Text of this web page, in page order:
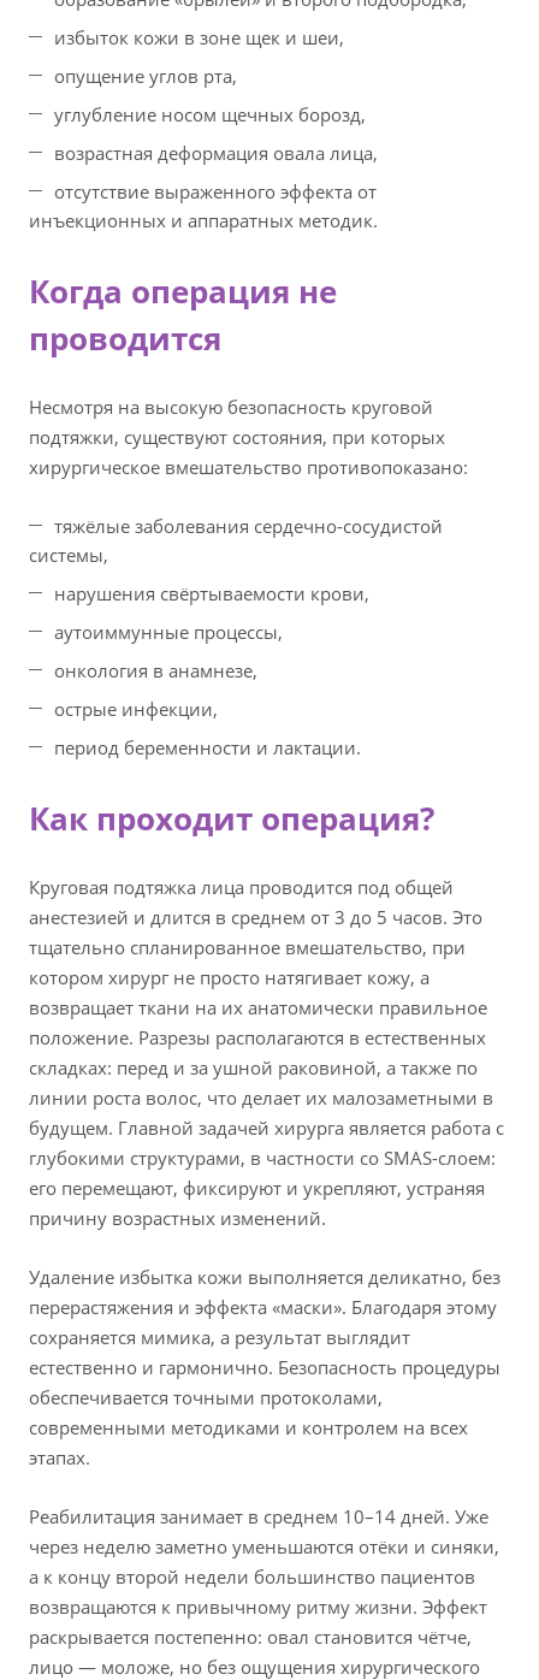
избыток кожи в зоне щек и шеи,
опущение углов рта,
углубление носом щечных борозд,
возрастная деформация овала лица,
отсутствие выраженного эффекта от
инъекционных и аппаратных методик.
Когда операция не
проводится
Несмотря на высокую безопасность круговой
подтяжки, существуют состояния, при которых
хирургическое вмешательство противопоказано:
тяжёлые заболевания сердечно-сосудистой
системы,
нарушения свёртываемости крови,
аутоиммунные процессы,
онкология в анамнезе,
острые инфекции,
период беременности и лактации.
Как проходит операция?
Круговая подтяжка лица проводится под общей
анестезией и длится в среднем от 3 до 5 часов. Это
тщательно спланированное вмешательство, при
котором хирург не просто натягивает кожу, а
возвращает ткани на их анатомически правильное
положение. Разрезы располагаются в естественных
складках: перед и за ушной раковиной, а также по
линии роста волос, что делает их малозаметными в
будущем. Главной задачей хирурга является работа с
глубокими структурами, в частности со SMAS-слоем:
его перемещают, фиксируют и укрепляют, устраняя
причину возрастных изменений.
Удаление избытка кожи выполняется деликатно, без
перерастяжения и эффекта «маски». Благодаря этому
сохраняется мимика, а результат выглядит
естественно и гармонично. Безопасность процедуры
обеспечивается точными протоколами,
современными методиками и контролем на всех
этапах.
Реабилитация занимает в среднем 10–14 дней. Уже
через неделю заметно уменьшаются отёки и синяки,
а к концу второй недели большинство пациентов
возвращаются к привычному ритму жизни. Эффект
раскрывается постепенно: овал становится чётче,
лицо — моложе, но без ощущения хирургического